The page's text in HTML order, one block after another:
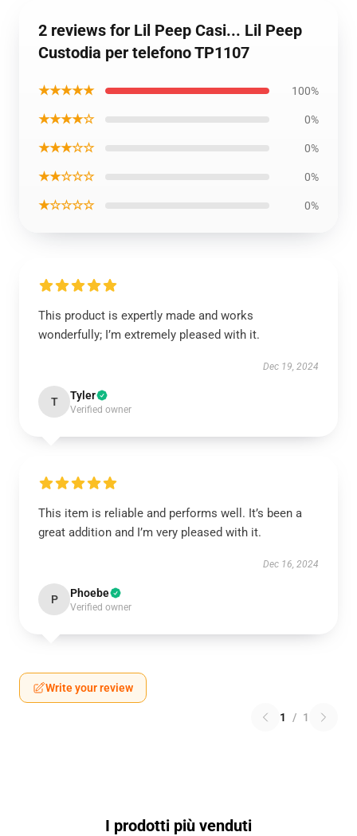
2 reviews for Lil Peep Casi... Lil Peep
Custodia per telefono TP1107
★★★★★ 100%
★★★★☆ 0%
★★★☆☆ 0%
★★☆☆☆ 0%
★☆☆☆☆ 0%
This product is expertly made and works
wonderfully; I’m extremely pleased with it.
Dec 19, 2024
T Tyler
Verified owner
This item is reliable and performs well. It’s been a
great addition and I’m very pleased with it.
Dec 16, 2024
P Phoebe
Verified owner
Write your review
1 / 1
I prodotti più venduti